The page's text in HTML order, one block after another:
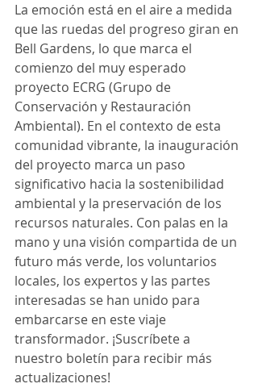
La emoción está en el aire a medida
que las ruedas del progreso giran en
Bell Gardens, lo que marca el
comienzo del muy esperado
proyecto ECRG (Grupo de
Conservación y Restauración
Ambiental). En el contexto de esta
comunidad vibrante, la inauguración
del proyecto marca un paso
significativo hacia la sostenibilidad
ambiental y la preservación de los
recursos naturales. Con palas en la
mano y una visión compartida de un
futuro más verde, los voluntarios
locales, los expertos y las partes
interesadas se han unido para
embarcarse en este viaje
transformador. ¡Suscríbete a
nuestro boletín para recibir más
actualizaciones!